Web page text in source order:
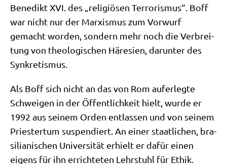
Bene­dikt XVI. des „reli­giö­sen Ter­ro­ris­mus“. Boff
war nicht nur der Mar­xis­mus zum Vor­wurf
gemacht wor­den, son­dern mehr noch die Ver­brei­
tung von theo­lo­gi­schen Häre­si­en, dar­un­ter des
Synkretismus.
Als Boff sich nicht an das von Rom auf­er­leg­te
Schwei­gen in der Öffent­lich­keit hielt, wur­de er
1992 aus sei­nem Orden ent­las­sen und von sei­nem
Prie­ster­tum sus­pen­diert. An einer staat­li­chen, bra­
si­lia­ni­schen Uni­ver­si­tät erhielt er dafür einen
eigens für ihn errich­te­ten Lehr­stuhl für Ethik.